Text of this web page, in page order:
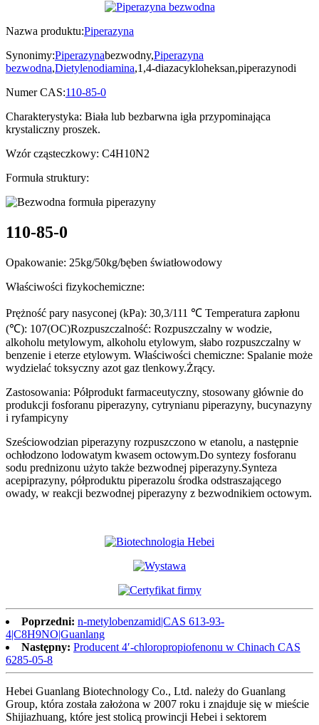
Nazwa produktu:Piperazyna
Synonimy:Piperazynabezwodny,Piperazyna
bezwodna,Dietylenodiamina,1,4-diazacykloheksan,piperazynodi
Numer CAS:110-85-0
Charakterystyka: Biała lub bezbarwna igła przypominająca
krystaliczny proszek.
Wzór cząsteczkowy: C4H10N2
Formuła struktury:
110-85-0
Opakowanie: 25kg/50kg/bęben światłowodowy
Właściwości fizykochemiczne:
Prężność pary nasyconej (kPa): 30,3/111 ℃ Temperatura zapłonu
(℃): 107(OC)Rozpuszczalność: Rozpuszczalny w wodzie,
alkoholu metylowym, alkoholu etylowym, słabo rozpuszczalny w
benzenie i eterze etylowym. Właściwości chemiczne: Spalanie może
wydzielać toksyczny azot gaz tlenkowy.Żrący.
Zastosowania: Półprodukt farmaceutyczny, stosowany głównie do
produkcji fosforanu piperazyny, cytrynianu piperazyny, bucynazyny
i ryfampicyny
Sześciowodzian piperazyny rozpuszczono w etanolu, a następnie
ochłodzono lodowatym kwasem octowym.Do syntezy fosforanu
sodu prednizonu użyto także bezwodnej piperazyny.Synteza
acepiprazyny, półproduktu piperazolu środka odstraszającego
owady, w reakcji bezwodnej piperazyny z bezwodnikiem octowym.
Poprzedni: n-metylobenzamid|CAS 613-93-
4|C8H9NO|Guanlang
Następny: Producent 4′-chloropropiofenonu w Chinach CAS
6285-05-8
Hebei Guanlang Biotechnology Co., Ltd. należy do Guanlang
Group, która została założona w 2007 roku i znajduje się w mieście
Shijiazhuang, które jest stolicą prowincji Hebei i sektorem